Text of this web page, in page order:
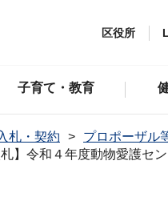
区役所
子育て・教育
札・契約 プロポーザル
】令和４年度動物愛護セ